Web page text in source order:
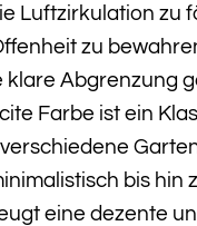
Luftzirkulation zu
zu
klare Abgrenzung
Farbe ist ein
bis hin
eine dezente